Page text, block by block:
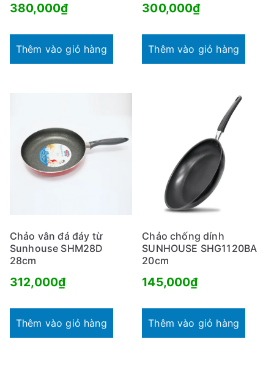
380,000₫
Thêm vào giỏ hàng
300,000₫
Thêm vào giỏ hàng
Chảo vân đá đáy từ
Sunhouse SHM28D
28cm
312,000₫
Thêm vào giỏ hàng
Chảo chống dính
SUNHOUSE SHG1120BA
20cm
145,000₫
Thêm vào giỏ hàng